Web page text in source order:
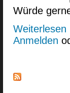
Würde
Weiterlesen
Anmelden